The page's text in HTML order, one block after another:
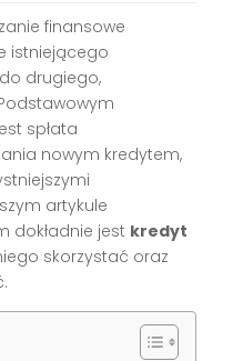
finansowe
istniejącego
drugiego,
spłata
nowym kredytem,
artykule
dokładnie jest kredyt
skorzystać oraz